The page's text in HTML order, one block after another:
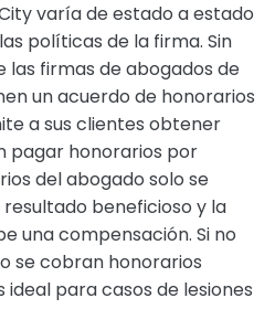
varía de estado a estado
políticas de la firma. Sin
firmas de abogados de
un acuerdo de honorarios
a sus clientes obtener
pagar honorarios por
del abogado solo se
beneficioso y la
una compensación. Si no
se cobran honorarios
ideal para casos de lesiones